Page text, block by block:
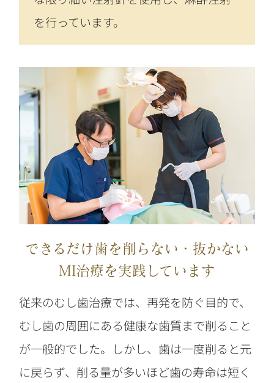
を行っています。
できるだけ歯を削らない・抜かない
MI治療を実践しています
従来のむし歯治療では、再発を防ぐ目的で、
むし歯の周囲にある健康な歯質まで削ること
が一般的でした。しかし、歯は一度削ると元
に戻らず、削る量が多いほど歯の寿命は短く